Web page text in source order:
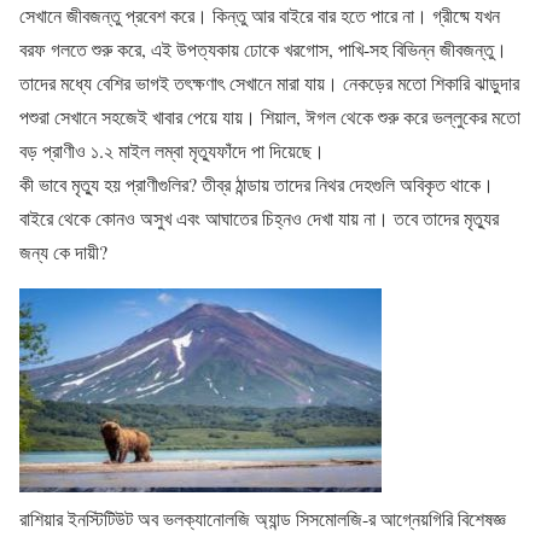
সেখানে জীবজন্তু প্রবেশ করে। কিন্তু আর বাইরে বার হতে পারে না। গ্রীষ্মে যখন
বরফ গলতে শুরু করে, এই উপত্যকায় ঢোকে খরগোস, পাখি-সহ বিভিন্ন জীবজন্তু।
তাদের মধ্যে বেশির ভাগই তৎক্ষণাৎ সেখানে মারা যায়। নেকড়ের মতো শিকারি ঝাড়ুদার
পশুরা সেখানে সহজেই খাবার পেয়ে যায়। শিয়াল, ঈগল থেকে শুরু করে ভল্লুকের মতো
বড় প্রাণীও ১.২ মাইল লম্বা মৃত্যুফাঁদে পা দিয়েছে।
কী ভাবে মৃত্যু হয় প্রাণীগুলির? তীব্র ঠান্ডায় তাদের নিথর দেহগুলি অবিকৃত থাকে।
বাইরে থেকে কোনও অসুখ এবং আঘাতের চিহ্নও দেখা যায় না। তবে তাদের মৃত্যুর
জন্য কে দায়ী?
রাশিয়ার ইনস্টিটিউট অব ভলক্যানোলজি অ্যান্ড সিসমোলজি-র আগ্নেয়গিরি বিশেষজ্ঞ